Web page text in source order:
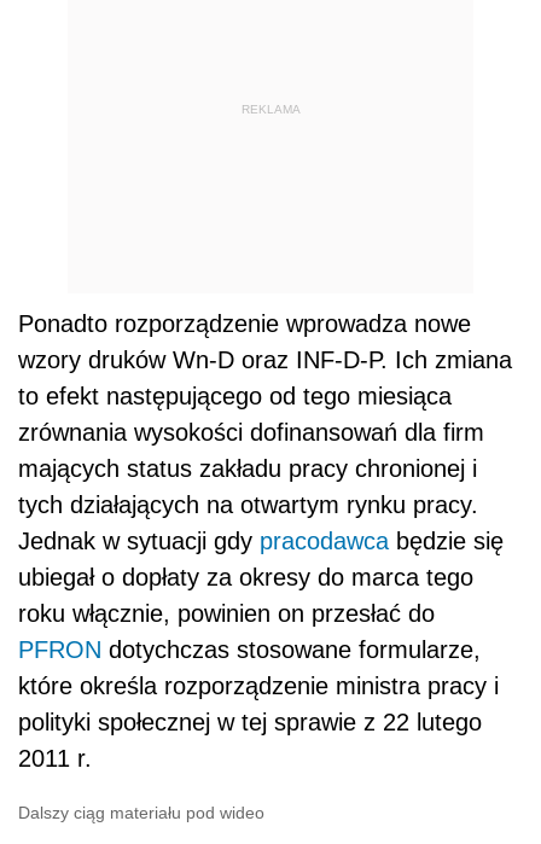
REKLAMA
Ponadto rozporządzenie wprowadza nowe
wzory druków Wn-D oraz INF-D-P. Ich zmiana
to efekt następującego od tego miesiąca
zrównania wysokości dofinansowań dla firm
mających status zakładu pracy chronionej i
tych działających na otwartym rynku pracy.
Jednak w sytuacji gdy pracodawca będzie się
ubiegał o dopłaty za okresy do marca tego
roku włącznie, powinien on przesłać do
PFRON dotychczas stosowane formularze,
które określa rozporządzenie ministra pracy i
polityki społecznej w tej sprawie z 22 lutego
2011 r.
Dalszy ciąg materiału pod wideo